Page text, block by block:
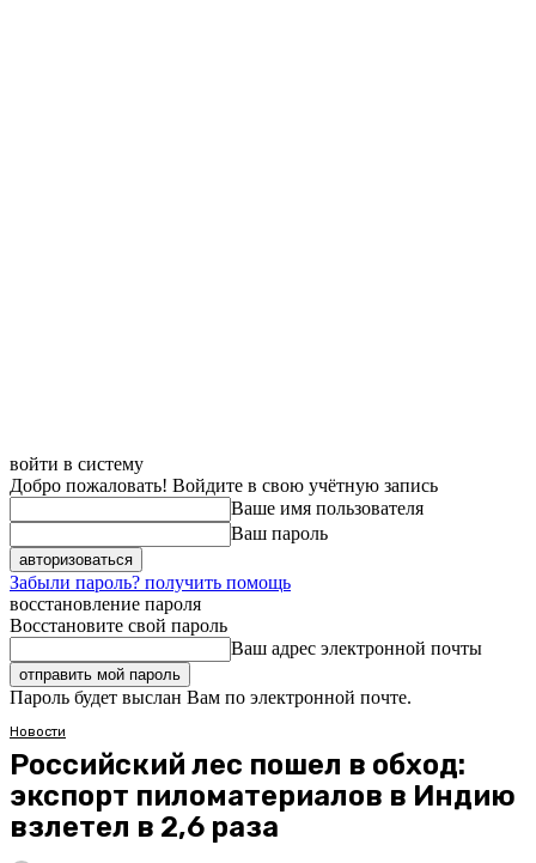
войти в систему
Добро пожаловать! Войдите в свою учётную запись
Ваше имя пользователя
Ваш пароль
Забыли пароль? получить помощь
восстановление пароля
Восстановите свой пароль
Ваш адрес электронной почты
Пароль будет выслан Вам по электронной почте.
Новости
Российский лес пошел в обход:
экспорт пиломатериалов в Индию
взлетел в 2,6 раза